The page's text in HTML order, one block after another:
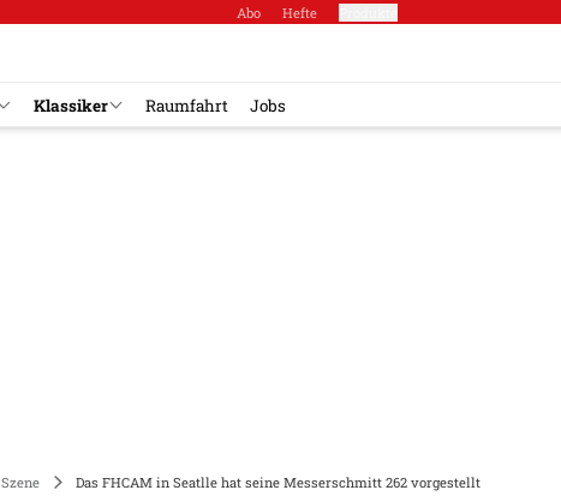
Abo Hefte
Klassiker Raumfahrt Jobs
Szene Das FHCAM in Seatlle hat seine Messerschmitt 262 vorgestellt